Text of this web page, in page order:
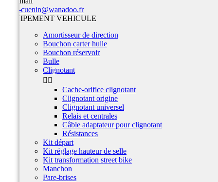
team-cuenin@wanadoo.fr
EQUIPEMENT VEHICULE
Amortisseur de direction
Bouchon carter huile
Bouchon réservoir
Bulle
Clignotant
 
Cache-orifice clignotant
Clignotant origine
Clignotant universel
Relais et centrales
Câble adaptateur pour clignotant
Résistances
Kit départ
Kit réglage hauteur de selle
Kit transformation street bike
Manchon
Pare-brises